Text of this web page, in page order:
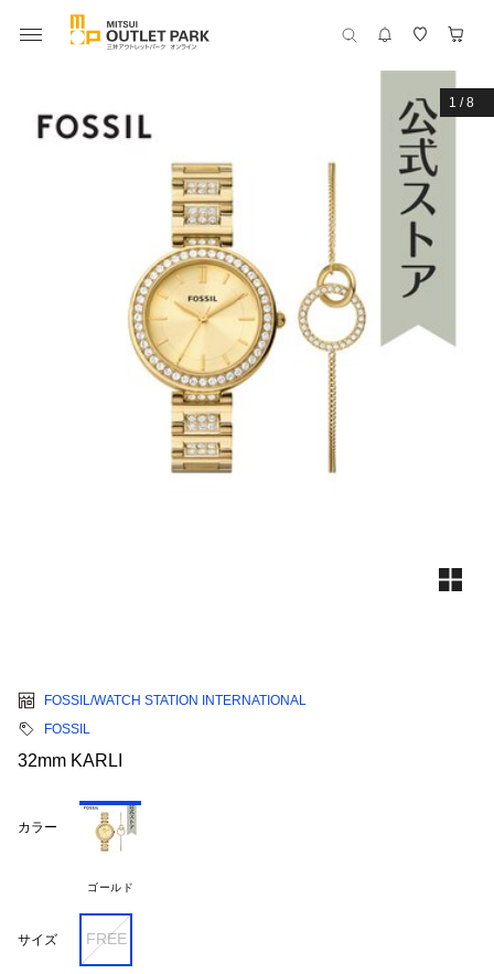
1 /8
FOSSIL/WATCH STATION INTERNATIONAL
FOSSIL
32mm KARLI
カラー
ゴールド
サイズ FREE